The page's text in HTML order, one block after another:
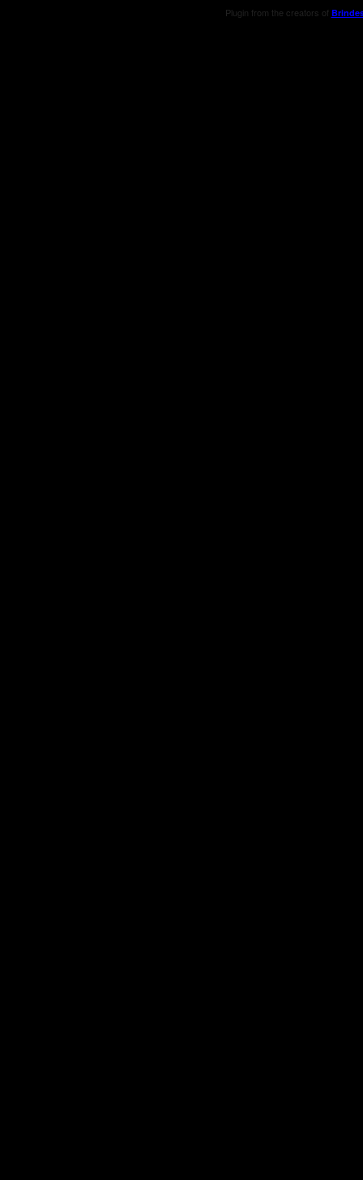
Plugin from the creators of